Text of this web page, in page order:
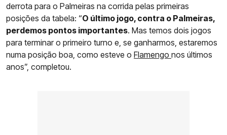
derrota para o Palmeiras na corrida pelas primeiras
posições da tabela: “O último jogo, contra o Palmeiras,
perdemos pontos importantes. Mas temos dois jogos
para terminar o primeiro turno e, se ganharmos, estaremos
numa posição boa, como esteve o Flamengo nos últimos
anos”, completou.